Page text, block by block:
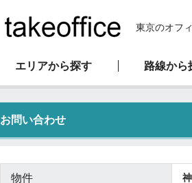
東京のオフ
エリアから探す 路線から
新耐震基準物件
オフィス移転マニュアル
会社概要
お問い合わせ
物件